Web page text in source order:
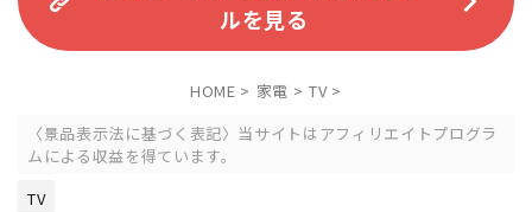
ルを見る
HOME > 家電 > TV >
〈景品表示法に基づく表記〉当サイトはアフィリエイトプログラ
ムによる収益を得ています。
TV